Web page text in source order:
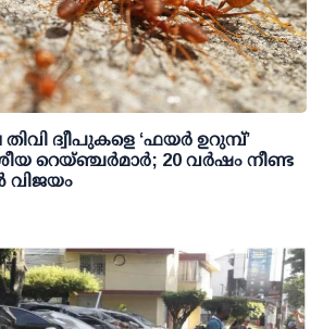
ദ്വീപുകളെ ‘ഫയർ ഉറുമ്പ്’
റെയ്ഞ്ചർമാർ; 20 വർഷം നീണ്ട
വിജയം